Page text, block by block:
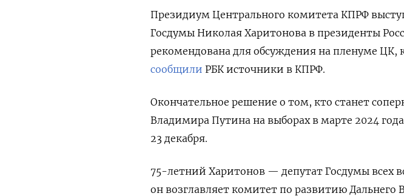
Президиум Центрального комитета КПРФ
Госдумы Николая Харитонова в президенты
рекомендована для обсуждения на пленуме ЦК,
сообщили РБК источники в КПРФ.
Окончательное решение о том, кто станет
Владимира Путина на выборах в марте 2024
23 декабря.
75-летний Харитонов — депутат Госдумы всех
он возглавляет комитет по развитию Дальнего